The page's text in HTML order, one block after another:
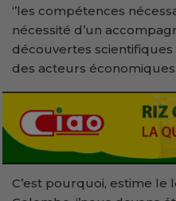
‘’les compétences
nécessité d’un
découvertes
des acteurs économiques.
C’est pourquoi, estime le